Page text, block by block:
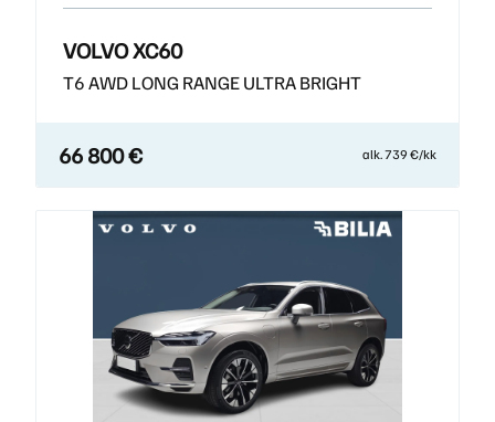
VOLVO XC60
T6 AWD LONG RANGE ULTRA BRIGHT
66 800 € alk. 739 €/kk